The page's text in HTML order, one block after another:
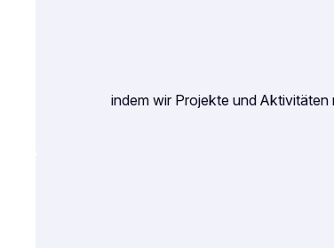
indem wir Projekte und